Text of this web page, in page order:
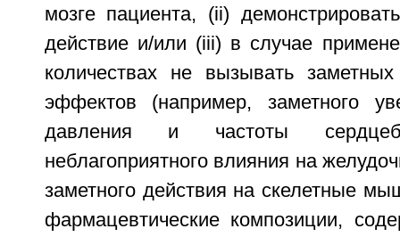
мозге пациента, (ii)
действие и/или (iii) в случае
количествах не вызывать
эффектов (например, заметного
давления и частоты
неблагоприятного влияния на
заметного действия на скелетные
фармацевтические композиции,